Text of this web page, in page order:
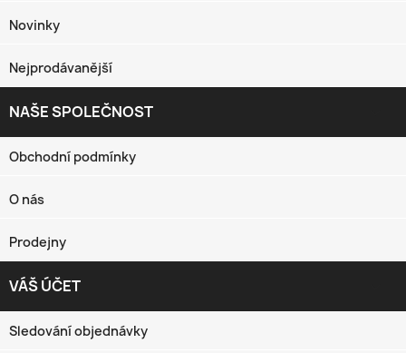
Novinky
Nejprodávanější
NAŠE SPOLEČNOST
Obchodní podmínky
O nás
Prodejny
VÁŠ ÚČET
Sledování objednávky